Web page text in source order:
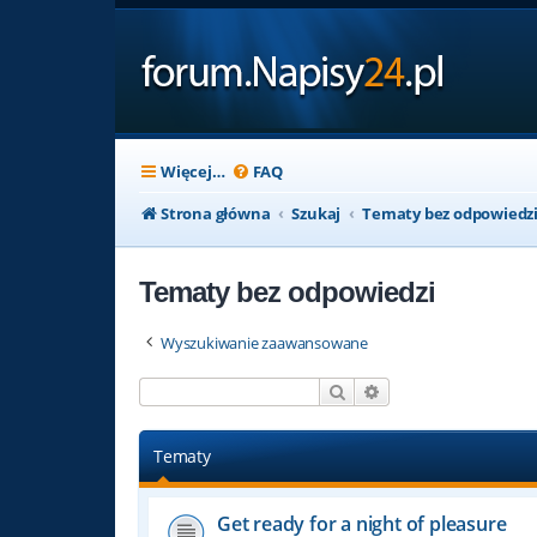
Więcej… FAQ
Strona główna
Szukaj Tematy bez odpowiedzi
Tematy bez odpowiedzi
Wyszukiwanie zaawansowane
Szukaj
Tematy
Get ready for a night of pleasure